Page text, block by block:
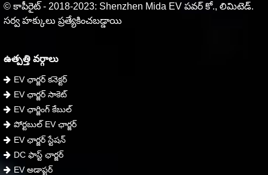
© కాపీరైట్ - 2018-2023: Shenzhen Mida EV పవర్ కో., లిమిటెడ్.
సర్వ హక్కులు ప్రత్యేకించబడ్డాయి
ఉత్పత్తి వర్గాలు
EV ఛార్జర్ కనెక్టర్
EV ఛార్జర్ సాకెట్
EV ఛార్జింగ్ కేబుల్
పోర్టబుల్ EV ఛార్జర్
EV ఛార్జర్ స్టేషన్
DC ఫాస్ట్ ఛార్జర్
EV అడాప్టర్